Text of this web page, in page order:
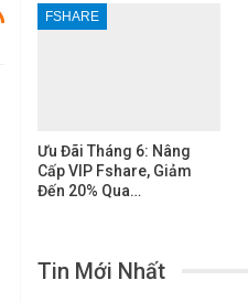
FSHARE
Ưu Đãi Tháng 6: Nâng
Cấp VIP Fshare, Giảm
Đến 20% Qua…
Tin Mới Nhất